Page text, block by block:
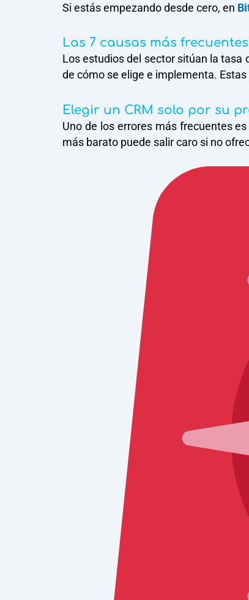
Si estás empezando desde cero, en
Las 7 causas más
Los estudios del sector sitúan la tasa
de cómo se elige e implementa.
Elegir un CRM solo por su
Uno de los errores más frecuentes
más barato puede salir caro si no